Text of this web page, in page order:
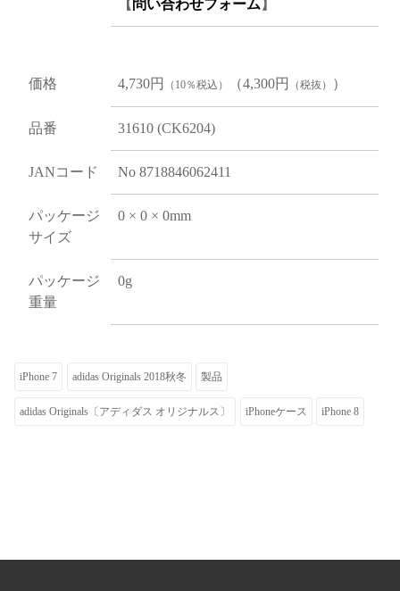
【 問い合わせフォーム 】
価格 4,730円 （10％税込） （4,300円 （税抜） ）
品番 31610 (CK6204)
JANコード No 8718846062411
パッケージ
サイズ
0 × 0 × 0mm
パッケージ
重量
0g
iPhone 7 adidas Originals 2018秋冬 製品
adidas Originals〔アディダス オリジナルス〕 iPhoneケース iPhone 8